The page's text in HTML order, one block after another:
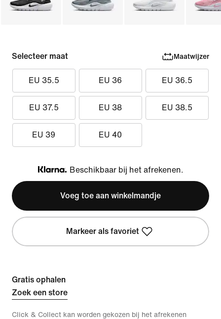
Selecteer maat Maatwijzer
EU 35.5 EU 36 EU 36.5
EU 37.5 EU 38 EU 38.5
EU 39 EU 40
Klarna
Beschikbaar bij het afrekenen.
Voeg toe aan winkelmandje
Markeer als favoriet
Gratis ophalen
Zoek een store
Click & Collect kan worden gekozen bij het afrekenen